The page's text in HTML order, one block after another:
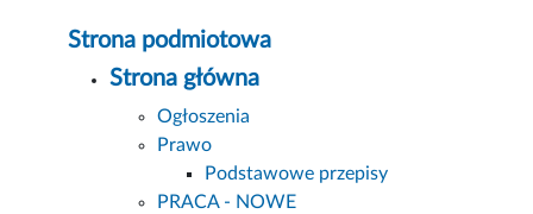
Strona podmiotowa
Strona główna
Ogłoszenia
Prawo
Podstawowe przepisy
PRACA - NOWE